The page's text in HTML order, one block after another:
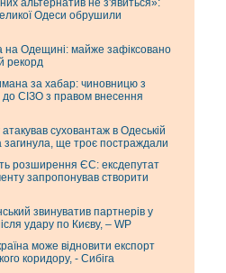
альтернатив не з'явиться»:
Одеси обрушили
на Одещині: майже зафіксовано
рекорд
за хабар: чиновницю з
СІЗО з правом внесення
атакував суховантаж в Одеській
загинула, ще троє постраждали
розширення ЄС: ексдепутат
запропонував створити
звинуватив партнерів у
удару по Києву, – WP
може відновити експорт
коридору, - Сибіга